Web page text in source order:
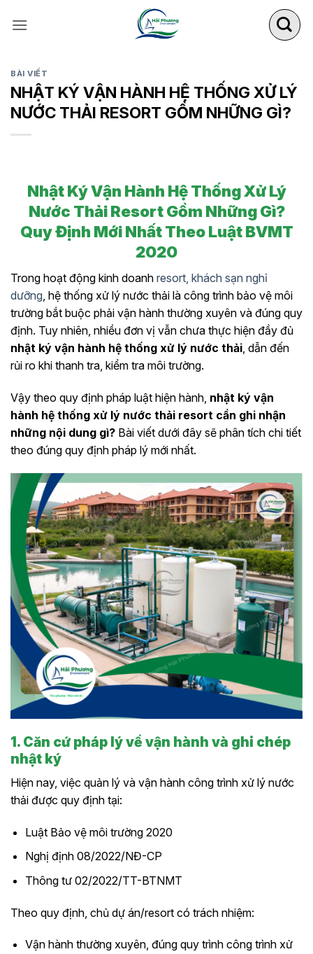
qua
BÀI VIẾT
NHẬT KÝ VẬN HÀNH HỆ THỐNG XỬ LÝ
NƯỚC THẢI RESORT GỒM NHỮNG GÌ?
Nhật Ký Vận Hành Hệ Thống Xử Lý
Nước Thải Resort Gồm Những Gì?
Quy Định Mới Nhất Theo Luật BVMT
2020
Trong hoạt động kinh doanh resort, khách sạn nghỉ
dưỡng , hệ thống xử lý nước thải là công trình bảo vệ môi
trường bắt buộc phải vận hành thường xuyên và đúng quy
định. Tuy nhiên, nhiều đơn vị vẫn chưa thực hiện đầy đủ
nhật ký vận hành hệ thống xử lý nước thải , dẫn đến
rủi ro khi thanh tra, kiểm tra môi trường.
Vậy theo quy định pháp luật hiện hành, nhật ký vận
hành hệ thống xử lý nước thải resort cần ghi nhận
những nội dung gì? Bài viết dưới đây sẽ phân tích chi tiết
theo đúng quy định pháp lý mới nhất.
1. Căn cứ pháp lý về vận hành và ghi chép
nhật ký
Hiện nay, việc quản lý và vận hành công trình xử lý nước
thải được quy định tại:
Luật Bảo vệ môi trường 2020
Nghị định 08/2022/NĐ-CP
Thông tư 02/2022/TT-BTNMT
Theo quy định, chủ dự án/resort có trách nhiệm:
Vận hành thường xuyên, đúng quy trình công trình xử